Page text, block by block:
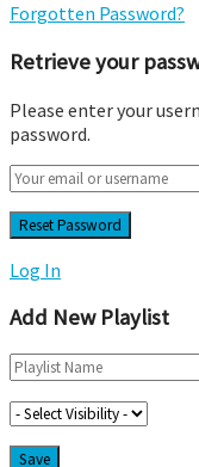
Forgotten Password?
Retrieve your
Please enter your
password.
Log In
Add New Playlist